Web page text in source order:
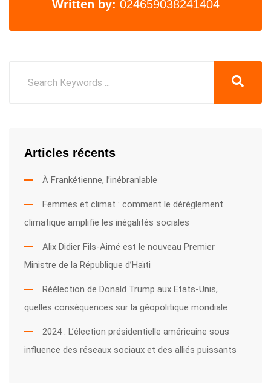
Written by: 024659038241404
Articles récents
À Frankétienne, l’inébranlable
Femmes et climat : comment le dérèglement
climatique amplifie les inégalités sociales
Alix Didier Fils-Aimé est le nouveau Premier
Ministre de la République d’Haïti
Réélection de Donald Trump aux Etats-Unis,
quelles conséquences sur la géopolitique mondiale
2024 : L’élection présidentielle américaine sous
influence des réseaux sociaux et des alliés puissants